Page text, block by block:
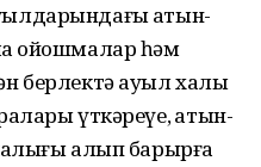
ҡатын-
ойошмалар һәм
берлектә ауыл халҡы
үткәреүе, ҡатын-
алып барырға